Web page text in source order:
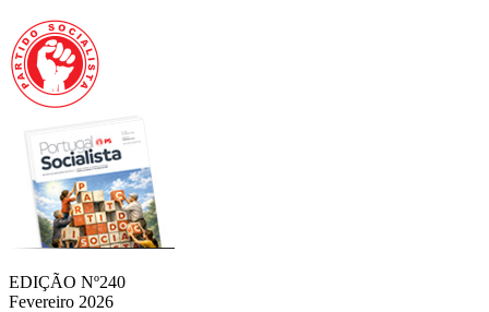
EDIÇÃO Nº240
Fevereiro 2026